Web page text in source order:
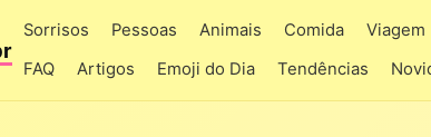
Sorrisos Pessoas Animais Comida Viagem
FAQ
Artigos Emoji do Dia Tendências